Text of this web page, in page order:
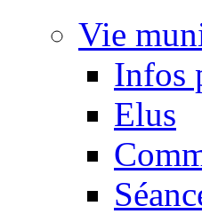
Vie
Infos
Elus